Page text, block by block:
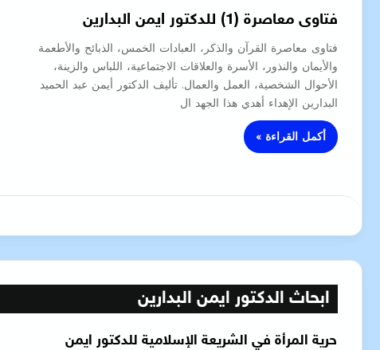
فتاوى معاصرة (1) للدكتور ايمن البدارين
فتاوى معاصرة القرآن والذكر، العبادات الخمس، الذبائح والأطعمة
والأيمان والنذور، الأسرة والعلاقات الاجتماعية، اللباس والزينة،
الأحوال الشخصية، العمل والعمال. تأليف الدكتور أيمن عبد الحميد
البدارين الإهداء أهدي هذا الجهد ال
أكمل القراءة »
ابحاث الدكتور ايمن البدارين
حرية المرأة في الشريعة الإسلامية للدكتور ايمن